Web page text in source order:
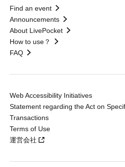
Find an event
Announcements
About LivePocket
How to use？
FAQ
Web Accessibility Initiatives
Statement regarding the Act on
Transactions
Terms of Use
運営会社